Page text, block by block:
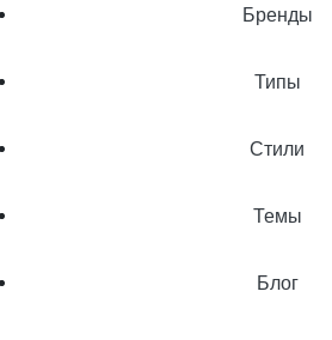
Бренды
Типы
Стили
Темы
Блог